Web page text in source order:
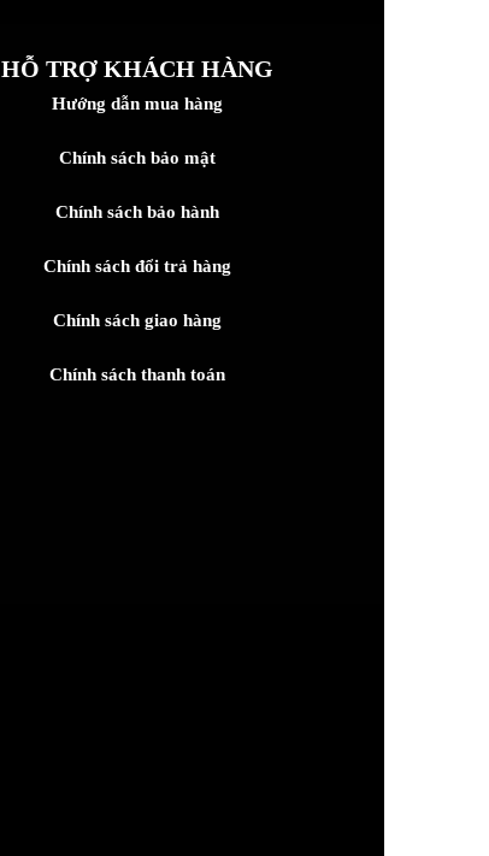
HỖ TRỢ KHÁCH HÀNG
Hướng dẫn mua hàng
Chính sách bảo mật
Chính sách bảo hành
Chính sách đổi trả hàng
Chính sách giao hàng
Chính sách thanh toán